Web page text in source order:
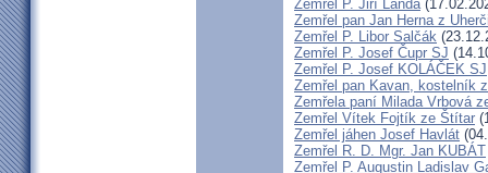
Zemřel P. Jiří Landa
Zemřel pan Jan Herna z
Zemřel P. Libor Salčák
Zemřel P. Josef Čupr SJ
Zemřel P. Josef KOLÁČEK SJ
Zemřel pan Kavan, kostelník
Zemřela paní Milada Vrbová
Zemřel Vítek Fojtík ze Štítar
Zemřel jáhen Josef Havlát
Zemřel R. D. Mgr. Jan KUBÁT
Zemřel P. Augustin Ladislav